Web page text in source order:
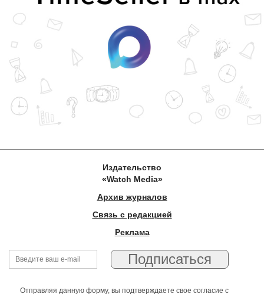
Издательство
«Watch Media»
Архив журналов
Связь с редакцией
Реклама
Отправляя данную форму, вы подтверждаете свое согласие с